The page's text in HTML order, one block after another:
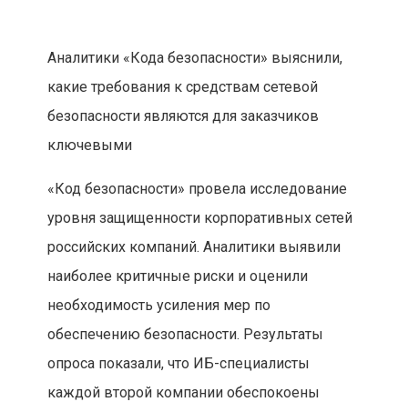
Аналитики «Кода безопасности» выяснили,
какие требования к средствам сетевой
безопасности являются для заказчиков
ключевыми
«Код безопасности» провела исследование
уровня защищенности корпоративных сетей
российских компаний. Аналитики выявили
наиболее критичные риски и оценили
необходимость усиления мер по
обеспечению безопасности. Результаты
опроса показали, что ИБ-специалисты
каждой второй компании обеспокоены